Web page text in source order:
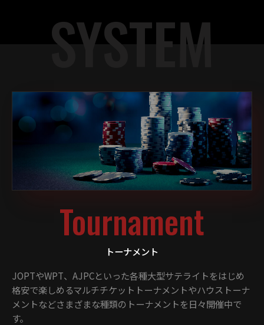
SYSTEM
Tournament
トーナメント
JOPTやWPT、AJPCといった各種大型サテライトをはじめ
格安で楽しめるマルチチケットトーナメントやハウストーナ
メントなどさまざまな種類のトーナメントを日々開催中で
す。